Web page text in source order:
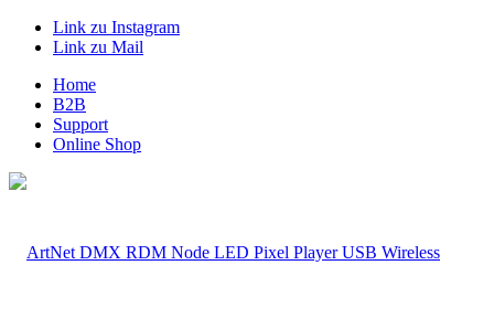
Link zu Instagram
Link zu Mail
Home
B2B
Support
Online Shop